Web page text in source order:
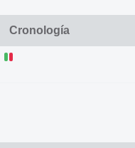
Cronología